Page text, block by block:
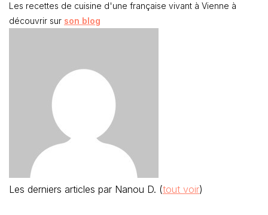
Les recettes de cuisine d'une française vivant à Vienne à
découvrir sur son blog
Les derniers articles par Nanou D. (tout voir)